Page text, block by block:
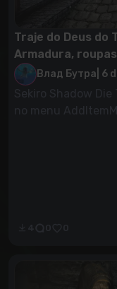
Traje do Deus do
Armadura, roupas
Влад Бутра 6
Sekiro Shadow